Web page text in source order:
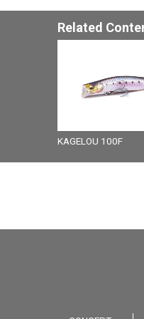
Related
KAGELOU 100F